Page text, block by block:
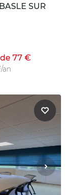
SUR
77 €
an